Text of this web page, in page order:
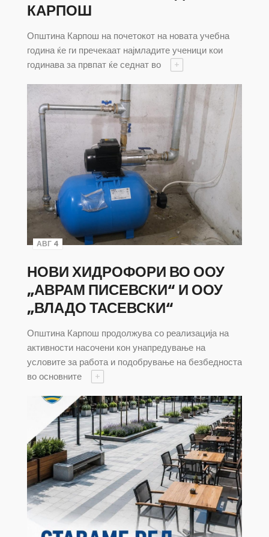
КАРПОШ
Општина Карпош на почетокот на новата учебна
година ќе ги пречекаат најмладите ученици кои
годинава за првпат ќе седнат во
+
АВГ 4
НОВИ ХИДРОФОРИ ВО ООУ
„АВРАМ ПИСЕВСКИ“ И ООУ
„ВЛАДО ТАСЕВСКИ“
Општина Карпош продолжува со реализација на
активности насочени кон унапредување на
условите за работа и подобрување на безбедноста
во основните
+